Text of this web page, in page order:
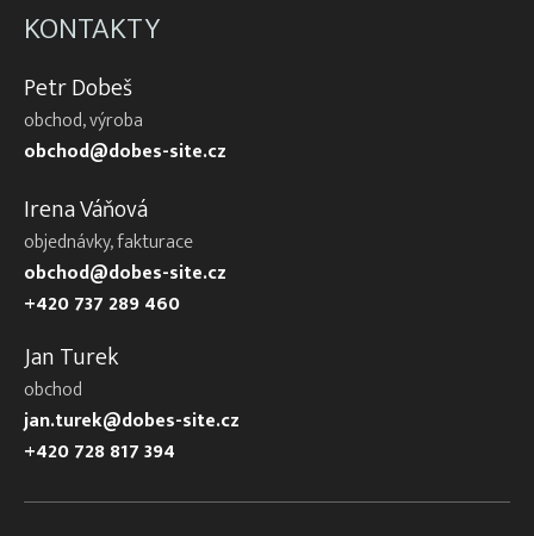
KONTAKTY
Petr Dobeš
obchod, výroba
obchod@dobes-site.cz
Irena Váňová
objednávky, fakturace
obchod@dobes-site.cz
+420 737 289 460
Jan Turek
obchod
jan.turek@dobes-site.cz
+420 728 817 394